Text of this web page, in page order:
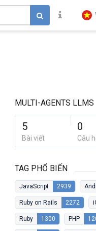
MULTI-AGENTS LLMS
5
Bài viết
0
Câu
TAG PHỔ BIẾN
JavaScript 2939
Ruby on Rails 2272
Ruby 1300 PHP